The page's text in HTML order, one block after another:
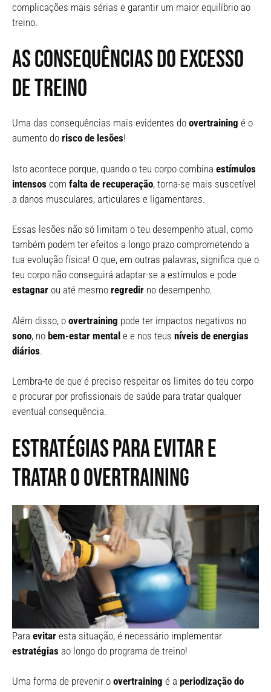
complicações mais sérias e garantir um maior equilíbrio ao
treino.
As consequências do excesso
de treino
Uma das consequências mais evidentes do overtraining é o
aumento do risco de lesões!
Isto acontece porque, quando o teu corpo combina estímulos
intensos com falta de recuperação, torna-se mais suscetível
a danos musculares, articulares e ligamentares.
Essas lesões não só limitam o teu desempenho atual, como
também podem ter efeitos a longo prazo comprometendo a
tua evolução física! O que, em outras palavras, significa que o
teu corpo não conseguirá adaptar-se a estímulos e pode
estagnar ou até mesmo regredir no desempenho.
Além disso, o overtraining pode ter impactos negativos no
sono, no bem-estar mental e e nos teus níveis de energias
diários.
Lembra-te de que é preciso respeitar os limites do teu corpo
e procurar por profissionais de saúde para tratar qualquer
eventual consequência.
Estratégias para evitar e
tratar o overtraining
Para evitar esta situação, é necessário implementar
estratégias ao longo do programa de treino!
Uma forma de prevenir o overtraining é a periodização do